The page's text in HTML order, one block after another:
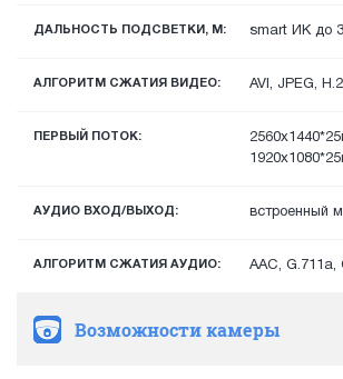
ДАЛЬНОСТЬ ПОДСВЕТКИ, М: smart ИК до
АЛГОРИТМ СЖАТИЯ ВИДЕО: AVI, JPEG,
ПЕРВЫЙ ПОТОК:
АУДИО ВХОД/ВЫХОД: встроенный
АЛГОРИТМ СЖАТИЯ АУДИО: AAC, G.711a,
Возможности камеры